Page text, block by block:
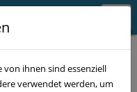
von ihnen sind essenziell
verwendet werden, um